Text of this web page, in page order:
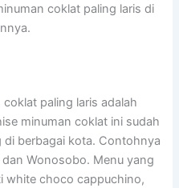
coklat paling laris di
paling laris adalah
minuman coklat ini sudah
di berbagai kota. Contohnya
Wonosobo. Menu yang
white choco cappuchino,